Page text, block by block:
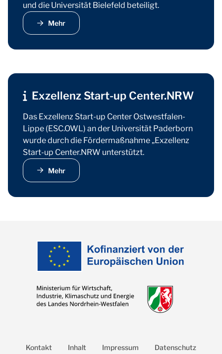
und die Universität Bielefeld beteiligt.
Mehr
Exzellenz Start-up Center.NRW
Das Exzellenz Start-up Center Ostwestfalen-
Lippe (ESC.OWL) an der Universität Paderborn
wurde durch die Fördermaßnahme „Exzellenz
Start-up Center.NRW unterstützt.
Mehr
Kontakt Inhalt Impressum Datenschutz